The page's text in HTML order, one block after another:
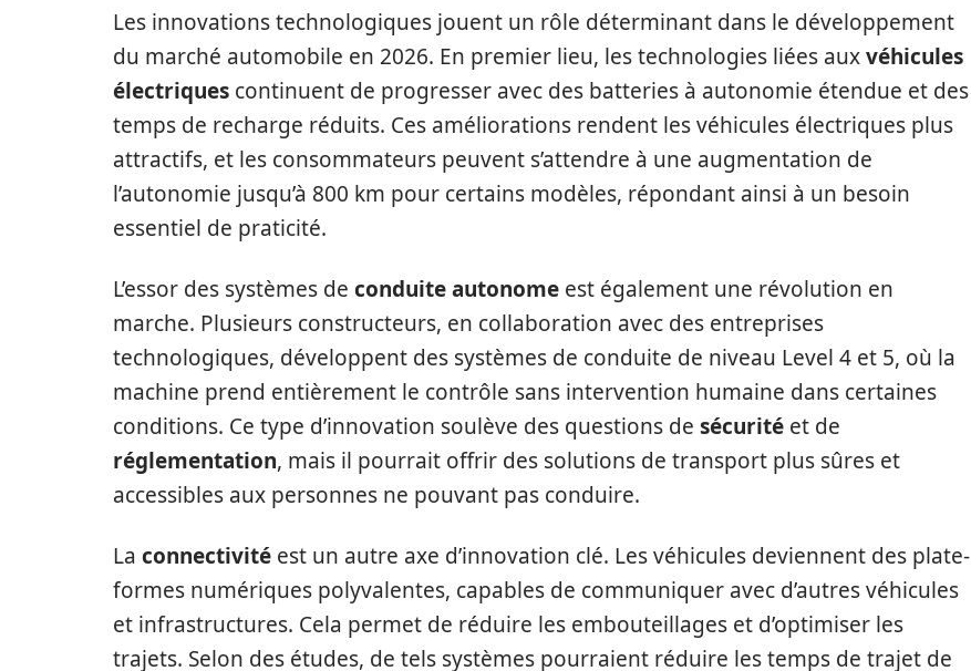
Les innovations technologiques jouent un rôle déterminant dans le développement
du marché automobile en 2026. En premier lieu, les technologies liées auxvéhicules
électriques continuent de progresser avec des batteries à autonomie étendue et des
temps de recharge réduits. Ces améliorations rendent les véhicules électriques plus
attractifs, et les consommateurs peuvent s’attendre à une augmentation de
l’autonomie jusqu’à 800 km pour certains modèles, répondant ainsi à un besoin
essentiel de praticité.
L’essor des systèmes de conduite autonome est également une révolution en
marche. Plusieurs constructeurs, en collaboration avec des entreprises
technologiques, développent des systèmes de conduite de niveau Level 4 et 5, où la
machine prend entièrement le contrôle sans intervention humaine dans certaines
conditions. Ce type d’innovation soulève des questions de sécurité et de
réglementation, mais il pourrait offrir des solutions de transport plus sûres et
accessibles aux personnes ne pouvant pas conduire.
La connectivité est un autre axe d’innovation clé. Les véhicules deviennent des plate-
formes numériques polyvalentes, capables de communiquer avec d’autres véhicules
et infrastructures. Cela permet de réduire les embouteillages et d’optimiser les
trajets. Selon des études, de tels systèmes pourraient réduire les temps de trajet de